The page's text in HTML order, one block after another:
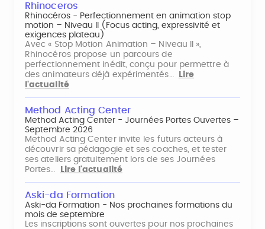
Rhinoceros
Rhinocéros - Perfectionnement en animation stop
motion – Niveau II (Focus acting, expressivité et
exigences plateau)
Avec « Stop Motion Animation – Niveau II »,
Rhinocéros propose un parcours de
perfectionnement inédit, conçu pour permettre à
des animateurs déjà expérimentés…
Lire
l'actualité
Method Acting Center
Method Acting Center - Journées Portes Ouvertes –
Septembre 2026
Method Acting Center invite les futurs acteurs à
découvrir sa pédagogie et ses coaches, et tester
ses ateliers gratuitement lors de ses Journées
Portes…
Lire l'actualité
Aski-da Formation
Aski-da Formation - Nos prochaines formations du
mois de septembre
Les inscriptions sont ouvertes pour nos prochaines